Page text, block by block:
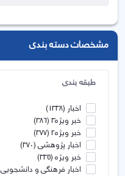
مشخصات دسته بندی
طبقه بندی
اخبار (1338)
خبر ویژه3 (386)
خبر ویژه2 (377)
اخبار پژوهشی(370)
خبر ویژه(335)
اخبار فرهنگی و دانشجویی